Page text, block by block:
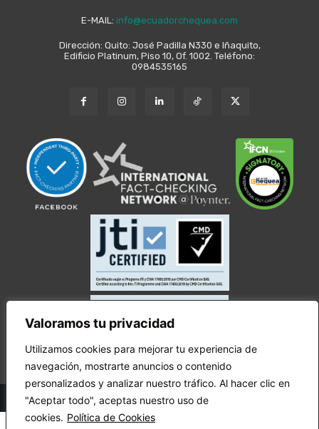
Valoramos tu privacidad
Utilizamos cookies para mejorar tu experiencia de
navegación, mostrarte anuncios o contenido
personalizados y analizar nuestro tráfico. Al hacer clic en
"Aceptar todo", aceptas nuestro uso de
cookies. Política de Cookies
E-MAIL: info@ecuadorchequea.com
Dirección: Quito: José Padilla N330 e Iñaquito,
Edificio Platinum, Piso 10, Of. 1002. Teléfono:
0984535165
© Copyright Ecuador Chequea 2025.